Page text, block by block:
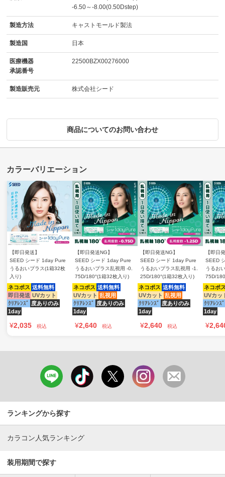
-6.50～-8.00(0.50Dstep)
製造方法 キャストモールド製法
製造国 日本
医療機器
承認番号
22500BZX00276000
製造販売元 株式会社シード
商品についてのお問い合わせ
【即日発送】
SEED シード 1day Pure
うるおいプラス(1箱32枚
入り)
ネコポス 送料無料
即日発送 UVカット
ｸﾘｱﾚﾝｽﾞ 度ありのみ
1day
¥2,035 税込
【即日発送NG】
SEED シード 1day Pure
うるおいプラス乱視用 -0.
75D/180°(1箱32枚入り)
ネコポス 送料無料
UVカット 乱視用
ｸﾘｱﾚﾝｽﾞ 度ありのみ
1day
¥2,640 税込
【即日発送NG】
SEED シード 1day Pure
うるおいプラス乱視用 -1.
25D/180°(1箱32枚入り)
ネコポス 送料無料
UVカット 乱視用
ｸﾘｱﾚﾝｽﾞ 度ありのみ
1day
¥2,640 税込
【即日
SEED
うるお
75D/
ネコポ
UVカッ
ｸﾘｱﾚﾝｽﾞ
1day
¥
ランキングから探す
カラコン人気ランキング
装用期間で探す